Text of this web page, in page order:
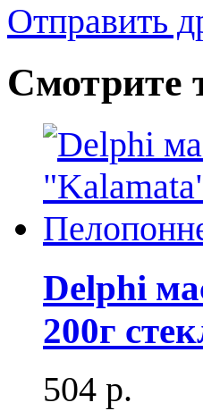
Отправить
Смотрите
Delphi
200г
504 р.